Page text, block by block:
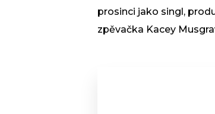
prosinci jako singl,
zpěvačka Kacey